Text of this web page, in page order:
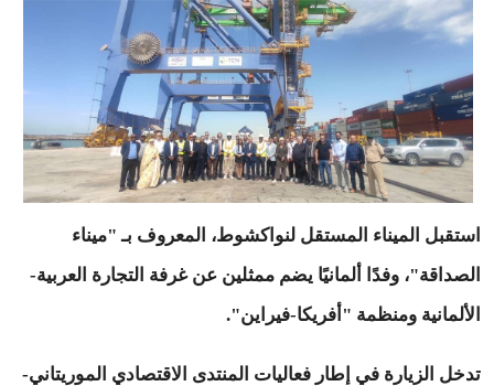
استقبل الميناء المستقل لنواكشوط، المعروف بـ "ميناء
الصداقة"، وفدًا ألمانيًا يضم ممثلين عن غرفة التجارة العربية-
الألمانية ومنظمة "أفريكا-فيراين".
تدخل الزيارة في إطار فعاليات المنتدى الاقتصادي الموريتاني-